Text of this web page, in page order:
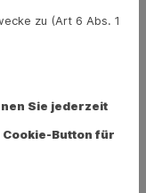
bei
und bei
Schlaganfall
Nervosität,
zu (Art 6 Abs. 1
Sie jederzeit
Button für